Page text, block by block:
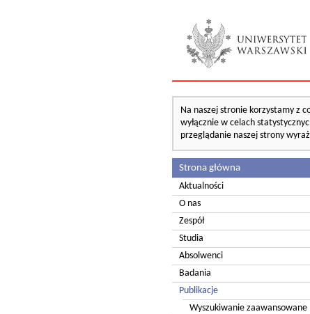
Na naszej stronie korzystamy z
wyłącznie w celach
przeglądanie naszej strony
Strona główna
Aktualności
O nas
Zespół
Studia
Absolwenci
Badania
Publikacje
Wyszukiwanie zaawansowane